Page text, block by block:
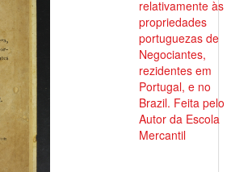
relativamente às
propriedades
portuguezas de
Negociantes,
rezidentes em
Portugal, e no
Brazil. Feita pelo
Autor da Escola
Mercantil